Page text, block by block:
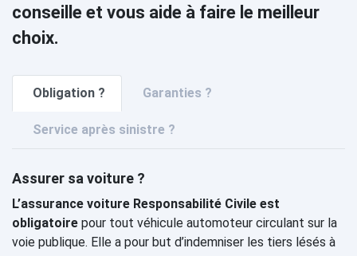
conseille et vous aide à faire le meilleur
choix.
Obligation ? Garanties ?
Service après sinistre ?
Assurer sa voiture ?
L’assurance voiture Responsabilité Civile est
obligatoire pour tout véhicule automoteur circulant sur la
voie publique. Elle a pour but d’indemniser les tiers lésés à